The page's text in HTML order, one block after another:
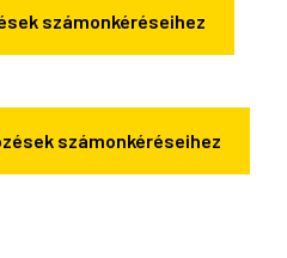
számonkéréseihez
számonkéréseihez